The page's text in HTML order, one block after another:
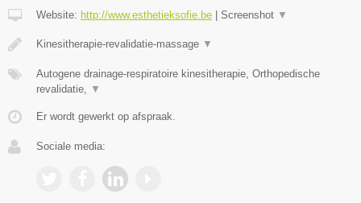
Website: http://www.esthetieksofie.be | Screenshot ▼
Kinesitherapie-revalidatie-massage ▼
Autogene drainage-respiratoire kinesitherapie, Orthopedische
revalidatie,
▼
Er wordt gewerkt op afspraak.
Sociale media: